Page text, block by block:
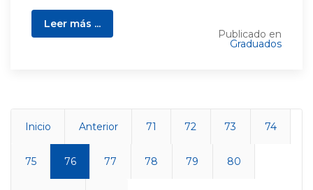
Leer más ...
Publicado en
Graduados
Inicio Anterior 71 72 73 74
75 76 77 78 79 80